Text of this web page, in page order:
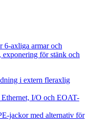
6-axliga armar och
för stänk och
i extern fleraxlig
I/O och EOAT-
jackor med alternativ för